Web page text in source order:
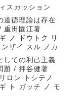
スカッション
道徳理論は存在
重田園江著
ノ ドウトク リ
ザイ スル ノカ
しての利己主義
題 / 押谷健著
ロン トシテノ
ト ガッチ ノ モ